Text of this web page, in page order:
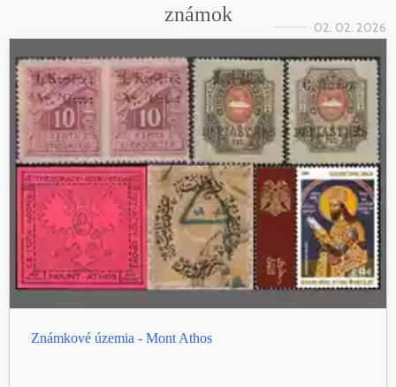
známok
02. 02. 2026
Známkové územia - Mont Athos